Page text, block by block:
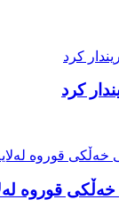
کرد
قوروە